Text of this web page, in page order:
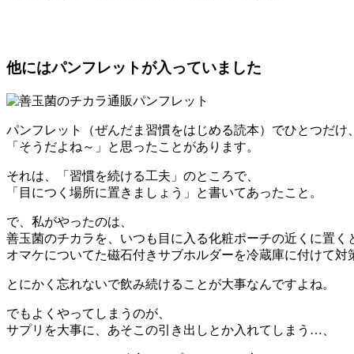
他にはパンフレットが入っていました
パンフレット（ぜんだま習慣をはじめる読本）でひとつだけ、
「そうだよね～」と思ったことがあります。
それは、「習慣を続ける工夫」のところで、
「 目につく場所に置きましょう 」と書いてあったこと。
で、私がやったのは、
善玉菌のチカラを、いつも目に入る化粧ポーチの近くに置く
オマケについてた磁石付きサブホルダーを冷蔵庫に付けて対
とにかく忘れないで飲み続けることが大事なんですよね。
でもよくやってしまうのが、
サプリを大事に、あそこの引き出しとか入れてしまう…、